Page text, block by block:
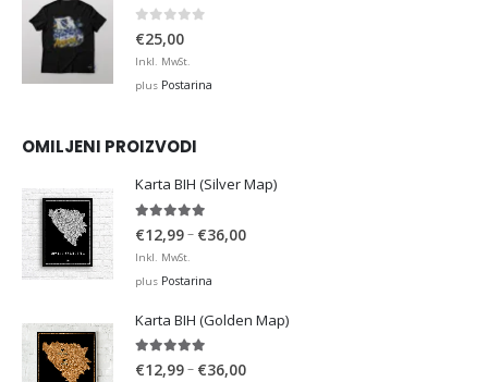
0 out of 5
€25,00
Inkl. MwSt.
plus Postarina
OMILJENI PROIZVODI
Karta BIH (Silver Map)
€12,99– €36,00Price
€36,00
Inkl. MwSt.
plus Postarina
Karta BIH (Golden Map)
4.93out of 5
€12,99– €36,00Price